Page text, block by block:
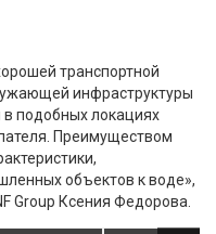
транспортной
инфраструктуры
в подобных локациях
Преимуществом
объектов к воде»,
Group Ксения Федорова.